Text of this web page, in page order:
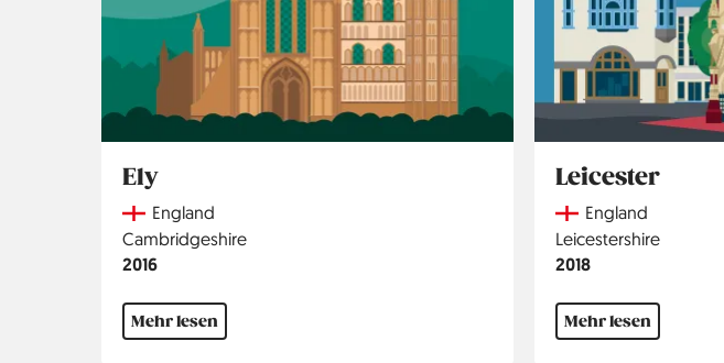
Ely
CountryEngland
Region
Cambridgeshire
Jahr
2016
Mehr lesen
Leicester
CountryEngland
Region
Leicestershire
Jahr
2018
Mehr lesen